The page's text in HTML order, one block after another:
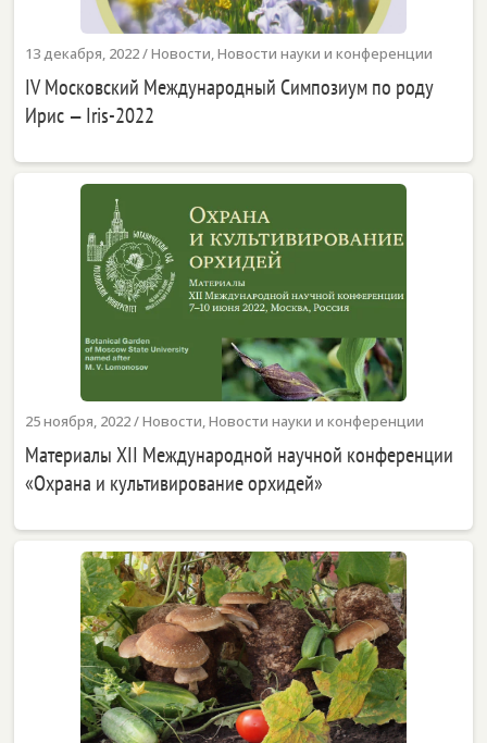
13 декабря, 2022/Новости,Новости науки и конференции
IV Московский Международный Симпозиум по роду
Ирис — Iris-2022
25 ноября, 2022/Новости,Новости науки и конференции
Материалы XII Международной научной конференции
«Охрана и культивирование орхидей»